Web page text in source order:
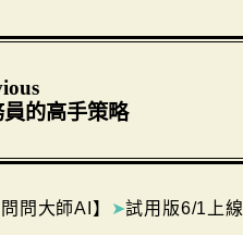
員的高手策略
問問大師AI】 ➤試用版6/1上線